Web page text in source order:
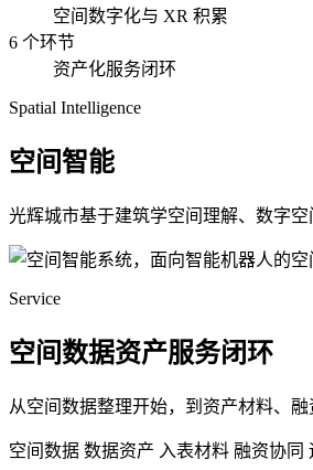
空间数字化与 XR 积累
6 个环节
资产化服务闭环
Spatial Intelligence
空间智能
光辉城市基于建筑学空间理解、数字
Service
空间数据资产服务闭环
从空间数据整理开始，到资产材料、
空间数据 数据资产 入表材料 融资协同